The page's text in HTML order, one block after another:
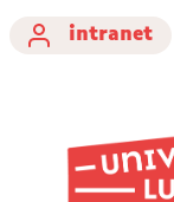
intranet